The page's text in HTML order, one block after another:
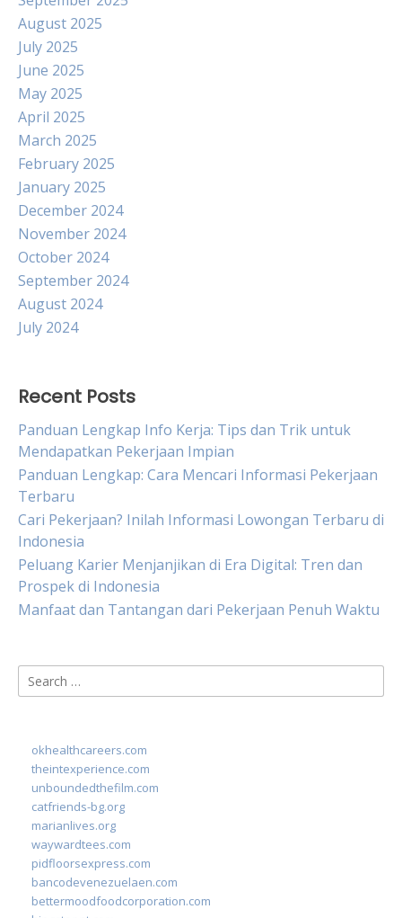
August 2025
July 2025
June 2025
May 2025
April 2025
March 2025
February 2025
January 2025
December 2024
November 2024
October 2024
September 2024
August 2024
July 2024
Recent Posts
Panduan Lengkap Info Kerja: Tips dan Trik untuk
Mendapatkan Pekerjaan Impian
Panduan Lengkap: Cara Mencari Informasi Pekerjaan
Terbaru
Cari Pekerjaan? Inilah Informasi Lowongan Terbaru di
Indonesia
Peluang Karier Menjanjikan di Era Digital: Tren dan
Prospek di Indonesia
Manfaat dan Tantangan dari Pekerjaan Penuh Waktu
Search
for:
okhealthcareers.com
theintexperience.com
unboundedthefilm.com
catfriends-bg.org
marianlives.org
waywardtees.com
pidfloorsexpress.com
bancodevenezuelaen.com
bettermoodfoodcorporation.com